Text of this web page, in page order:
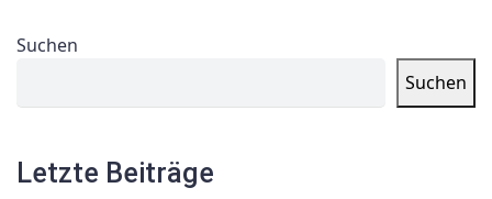
Suchen
Suchen
Letzte Beiträge